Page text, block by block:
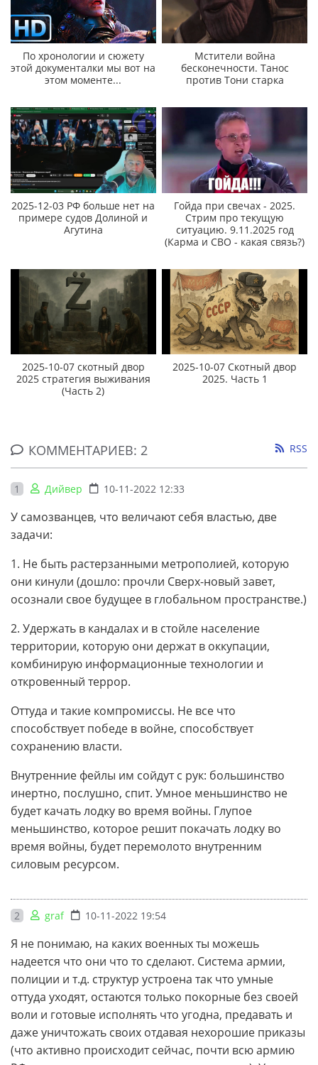
По хронологии и сюжету
этой документалки мы вот на
этом моменте...
Мстители война
бесконечности. Танос
против Тони старка
2025-12-03 РФ больше нет на
примере судов Долиной и
Агутина
Гойда при свечах - 2025.
Стрим про текущую
ситуацию. 9.11.2025 год
(Карма и СВО - какая связь?)
2025-10-07 скотный двор
2025 стратегия выживания
(Часть 2)
2025-10-07 Скотный двор
2025. Часть 1
КОММЕНТАРИЕВ: 2 RSS
1 Дийвер 10-11-2022 12:33
У самозванцев, что величают себя властью, две
задачи:
1. Не быть растерзанными метрополией, которую
они кинули (дошло: прочли Сверх-новый завет,
осознали свое будущее в глобальном пространстве.)
2. Удержать в кандалах и в стойле население
территории, которую они держат в оккупации,
комбинирую информационные технологии и
откровенный террор.
Оттуда и такие компромиссы. Не все что
способствует победе в войне, способствует
сохранению власти.
Внутренние фейлы им сойдут с рук: большинство
инертно, послушно, спит. Умное меньшинство не
будет качать лодку во время войны. Глупое
меньшинство, которое решит покачать лодку во
время войны, будет перемолото внутренним
силовым ресурсом.
2 graf 10-11-2022 19:54
Я не понимаю, на каких военных ты можешь
надеется что они что то сделают. Система армии,
полиции и т.д. структур устроена так что умные
оттуда уходят, остаются только покорные без своей
воли и готовые исполнять что угодна, предавать и
даже уничтожать своих отдавая нехорошие приказы
(что активно происходит сейчас, почти всю армию